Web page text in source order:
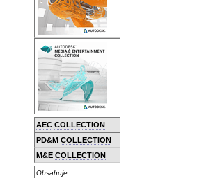
AEC COLLECTION
PD&M COLLECTION
M&E COLLECTION
Obsahuje: